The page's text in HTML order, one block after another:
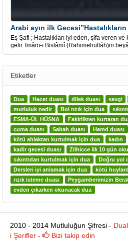
Arabi ayın ilk
Eş Şafi ; Hastalıkları iyi eden, şifa veren
gelir. İmâm-ı Bistâmî (Rahimehulláh)in
Etiketler
Dua Hacet duası dilek duası sevgi
mutluluk nedir
Bol rızık için dua
ESMA-ÜL HÜSNA
Fakirlikten kurtaran
cuma duası
Sabah duası Hamd duası
kötü ahlaktan kurtulmak için dua
kadın
kadir gecesi duası
Zilhicce ilk 10 gün
sıkıntıdan kurtulmak için dua
Doğru yol
Dersleri iyi anlamak için dua
kötü
rızık isteme duası
Peygamberimizin
evden çıkarken okunacak dua
2010 - 2014 Mutluluğun Şifresi -
i Şerifler - Bizi takip edin